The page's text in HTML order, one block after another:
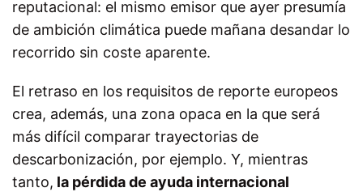
reputacional: el mismo emisor que ayer presumía
de ambición climática puede mañana desandar lo
recorrido sin coste aparente.
El retraso en los requisitos de reporte europeos
crea, además, una zona opaca en la que será
más difícil comparar trayectorias de
descarbonización, por ejemplo. Y, mientras
tanto, la pérdida de ayuda internacional